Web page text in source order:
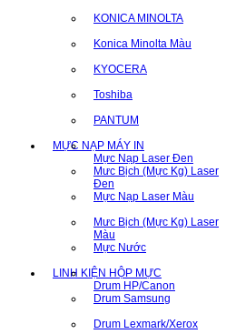
KONICA MINOLTA
Konica Minolta Màu
KYOCERA
Toshiba
PANTUM
MỰC NẠP MÁY IN
Mực Nạp Laser Đen
Mưc Bịch (Mực Kg) Laser
Đen
Mực Nạp Laser Màu
Mưc Bịch (Mực Kg) Laser
Màu
Mực Nước
LINH KIỆN HỘP MỰC
Drum HP/Canon
Drum Samsung
Drum Lexmark/Xerox